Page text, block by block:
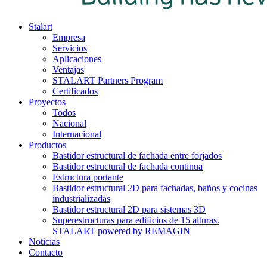
Stalart
Empresa
Servicios
Aplicaciones
Ventajas
STALART Partners Program
Certificados
Proyectos
Todos
Nacional
Internacional
Productos
Bastidor estructural de fachada entre forjados
Bastidor estructural de fachada continua
Estructura portante
Bastidor estructural 2D para fachadas, baños y cocinas
industrializadas
Bastidor estructural 2D para sistemas 3D
Superestructuras para edificios de 15 alturas.
STALART powered by REMAGIN
Noticias
Contacto